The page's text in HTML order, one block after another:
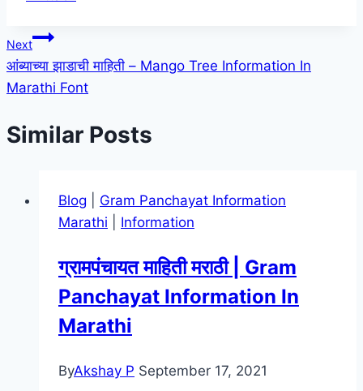
Post
navigation
Next
आंब्याच्या झाडाची माहिती – Mango Tree Information In
Marathi Font
Similar Posts
Blog
Gram Panchayat Information
Marathi
Information
ग्रामपंचायत माहिती मराठी | Gram
Panchayat Information In
Marathi
ByAkshay P September 17, 2021